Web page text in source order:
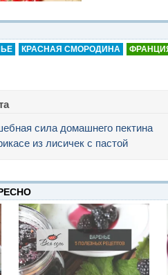
КРАСНАЯ СМОРОДИНА
сила домашнего пектина
из лисичек с пастой